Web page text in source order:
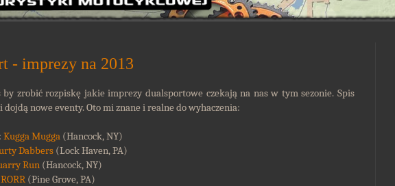
- imprezy na 2013
by zrobić rozpiskę jakie imprezy dualsportowe czekają na nas w tym sezonie. Spis
nowe eventy. Oto mi znane i realne do wyhaczenia:
Kugga Mugga (Hancock, NY)
Dabbers (Lock Haven, PA)
Run (Hancock, NY)
RORR (Pine Grove, PA)